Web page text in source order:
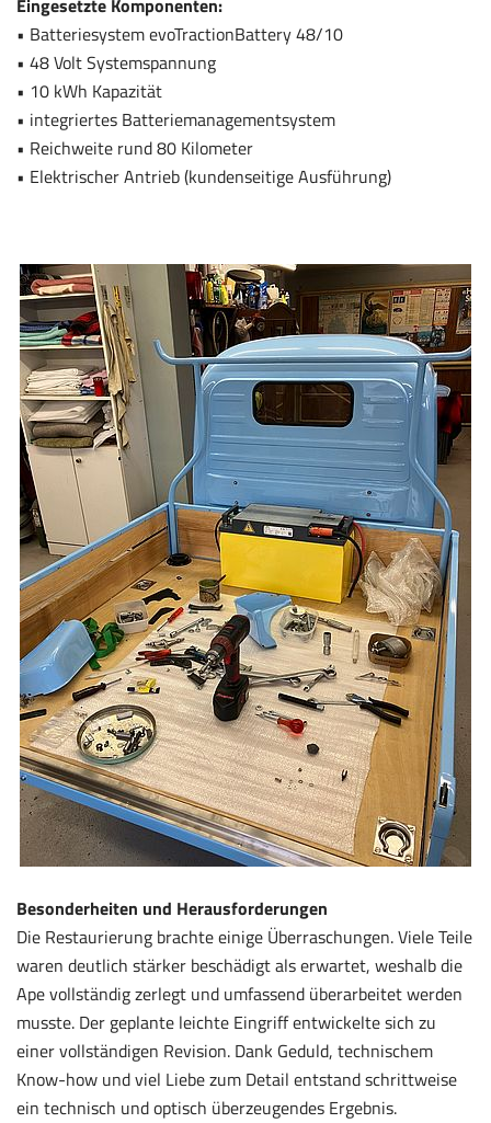
Eingesetzte Komponenten:
• Batteriesystem evoTractionBattery 48/10
• 48 Volt Systemspannung
• 10 kWh Kapazität
• integriertes Batteriemanagementsystem
• Reichweite rund 80 Kilometer
• Elektrischer Antrieb (kundenseitige Ausführung)
Besonderheiten und Herausforderungen
Die Restaurierung brachte einige Überraschungen. Viele Teile
waren deutlich stärker beschädigt als erwartet, weshalb die
Ape vollständig zerlegt und umfassend überarbeitet werden
musste. Der geplante leichte Eingriff entwickelte sich zu
einer vollständigen Revision. Dank Geduld, technischem
Know-how und viel Liebe zum Detail entstand schrittweise
ein technisch und optisch überzeugendes Ergebnis.